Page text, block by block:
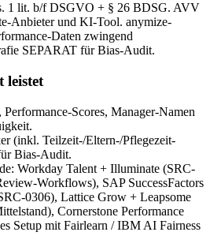
1 lit. b/f DSGVO + § 26 BDSG. AVV
Anbieter und KI-Tool. anymize-
Daten zwingend
SEPARAT für Bias-Audit.
leistet
Scores, Manager-Namen
(inkl. Teilzeit-/Eltern-/Pflegezeit-
Bias-Audit.
Workday Talent + Illuminate (SRC-
Workflows), SAP SuccessFactors
0306), Lattice Grow + Leapsome
Cornerstone Performance
Setup mit Fairlearn / IBM AI Fairness